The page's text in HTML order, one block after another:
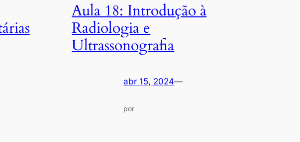
Aula 18: Introdução à
Radiologia e
Ultrassonografia
abr 15, 2024—
por